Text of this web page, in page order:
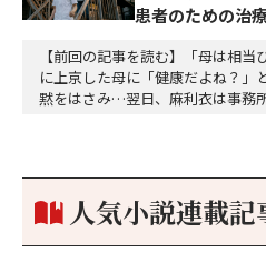
患者のための治
【前回の記事を読む】「母は相当
に上京した母に「健康だよね？」
黙をはさみ…翌日、麻利衣は事務
個のサイコロが握られていた。
人気小説連載記